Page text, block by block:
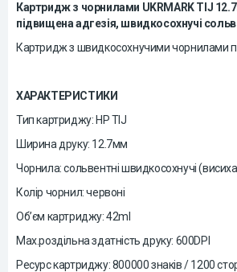
Картридж з чорнилами UKRMARK TIJ
підвищена адгезія, швидкосохнучі
Картридж з швидкосохнучими чорнилами
ХАРАКТЕРИСТИКИ
Тип картриджу: HP TIJ
Ширина друку: 12.7мм
Чорнила: сольвентні швидкосохнучі
Колір чорнил: червоні
Об’єм картриджу: 42ml
Max.роздільна здатність друку: 600DPI
Ресурс картриджу: 800000 знаків / 1200